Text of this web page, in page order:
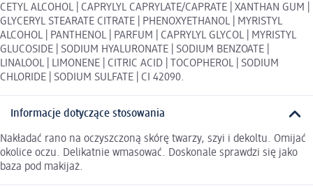
CETYL ALCOHOL | CAPRYLYL CAPRYLATE/CAPRATE | XANTHAN GUM |
GLYCERYL STEARATE CITRATE | PHENOXYETHANOL | MYRISTYL
ALCOHOL | PANTHENOL | PARFUM | CAPRYLYL GLYCOL | MYRISTYL
GLUCOSIDE | SODIUM HYALURONATE | SODIUM BENZOATE |
LINALOOL | LIMONENE | CITRIC ACID | TOCOPHEROL | SODIUM
CHLORIDE | SODIUM SULFATE | CI 42090.
Informacje dotyczące stosowania
Nakładać rano na oczyszczoną skórę twarzy, szyi i dekoltu. Omijać
okolice oczu. Delikatnie wmasować. Doskonale sprawdzi się jako
baza pod makijaż.